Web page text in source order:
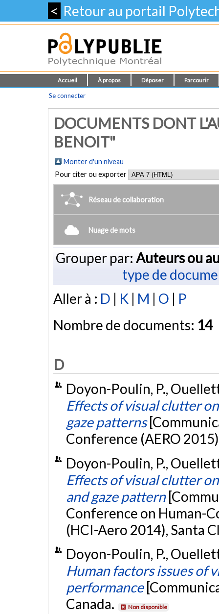
< Retour au portail
Accueil À propos Déposer Parcourir
Se connecter
DOCUMENTS DONT
BENOIT"
Monter d'un niveau
Pour citer ou exporter
Réseau de collaboration
Nuage de mots
Grouper par: Auteurs ou
type de
Aller à : D | K | M | O | P
Nombre de documents: 14
D
Doyon-Poulin, P.,
Effects of visual clutter
gaze patterns
Conference (AERO
Doyon-Poulin, P.,
Effects of visual clutter
and gaze pattern
Conference on Human-
(HCI-Aero 2014), Santa
Doyon-Poulin, P.,
Human factors issues of
performance
Canada.
Non disponible